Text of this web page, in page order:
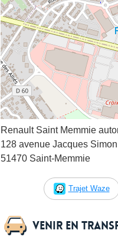
Renault Saint Memmie
128 avenue Jacques Simon
51470 Saint-Memmie
Trajet Waze
Venir en